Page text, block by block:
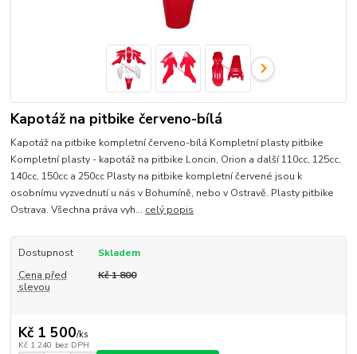
Kapotáž na pitbike červeno-bílá
Kapotáž na pitbike kompletní červeno-bílá Kompletní plasty pitbike
Kompletní plasty - kapotáž na pitbike Loncin, Orion a další 110cc, 125cc,
140cc, 150cc a 250cc Plasty na pitbike kompletní červené jsou k
osobnímu vyzvednutí u nás v Bohumíně, nebo v Ostravě. Plasty pitbike
Ostrava. Všechna práva vyh... celý popis
Dostupnost
Skladem
Cena před
slevou
Kč 1 800
Kč 1 500/ks
Kč 1 240 bez DPH